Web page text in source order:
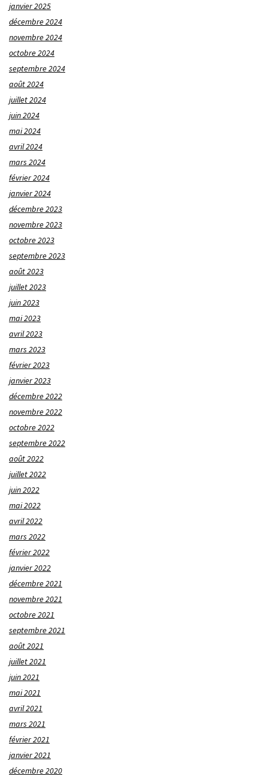
janvier 2025
décembre 2024
novembre 2024
octobre 2024
septembre 2024
août 2024
juillet 2024
juin 2024
mai 2024
avril 2024
mars 2024
février 2024
janvier 2024
décembre 2023
novembre 2023
octobre 2023
septembre 2023
août 2023
juillet 2023
juin 2023
mai 2023
avril 2023
mars 2023
février 2023
janvier 2023
décembre 2022
novembre 2022
octobre 2022
septembre 2022
août 2022
juillet 2022
juin 2022
mai 2022
avril 2022
mars 2022
février 2022
janvier 2022
décembre 2021
novembre 2021
octobre 2021
septembre 2021
août 2021
juillet 2021
juin 2021
mai 2021
avril 2021
mars 2021
février 2021
janvier 2021
décembre 2020